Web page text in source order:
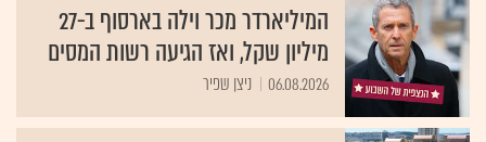
המיליארדר מכר וילה בארסוף ב-27
מיליון שקל, ואז הגיעה רשות המסים
06.08.2026 ניצן שפיר